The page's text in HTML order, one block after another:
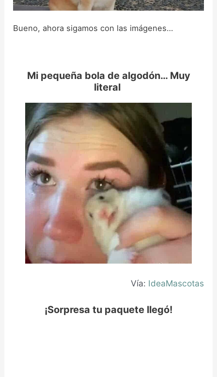
Bueno, ahora sigamos con las imágenes…
Mi pequeña bola de algodón… Muy
literal
Vía: IdeaMascotas
¡Sorpresa tu paquete llegó!